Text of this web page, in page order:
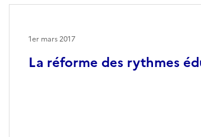
La réforme des rythmes
1er mars 2017